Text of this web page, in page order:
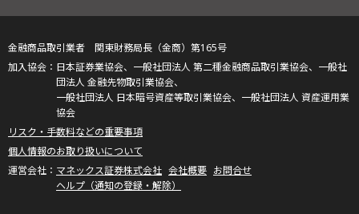
金融商品取引業者 関東財務局長（金商）第165号
日本証券業協会、一般社団法人 第二種金融商品取引業協会、一般社
団法人 金融先物取引業協会、
一般社団法人 日本暗号資産等取引業協会、一般社団法人 資産運用業
協会
リスク・手数料などの重要事項
個人情報のお取り扱いについて
マネックス証券株式会社 会社概要 お問合せ
ヘルプ（通知の登録・解除）